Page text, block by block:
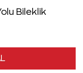
Bileklik